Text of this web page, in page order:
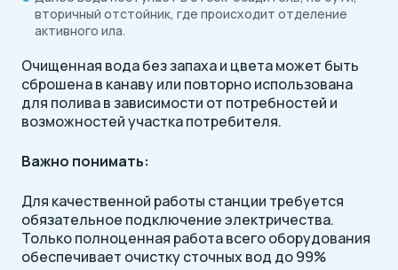
вторичный отстойник, где происходит отделение
активного ила.
Очищенная вода без запаха и цвета может быть
сброшена в канаву или повторно использована
для полива в зависимости от потребностей и
возможностей участка потребителя.
Важно понимать:
Для качественной работы станции требуется
обязательное подключение электричества.
Только полноценная работа всего оборудования
обеспечивает очистку сточных вод до 99%